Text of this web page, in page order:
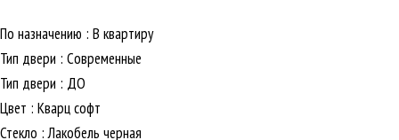
По назначению : В квартиру
Тип двери : Современные
Тип двери : ДО
Цвет : Кварц софт
Стекло :Лакобель черная